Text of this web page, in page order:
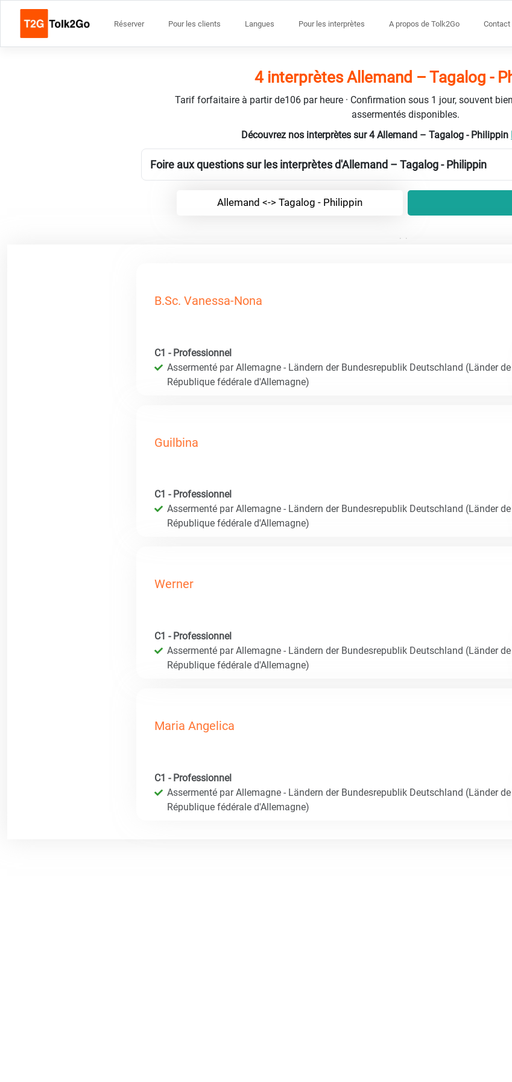
Réserver Pour les clients Langues Pour les interprètes A propos de Tolk2Go Contact
4 interprètes Allemand – Tagalog -
Tarif forfaitaire à partir de106 par heure · Confirmation sous 1 jour, souvent
assermentés disponibles.
Découvrez nos interprètes sur 4 Allemand – Tagalog - Philippin
Foire aux questions sur les interprètes d'Allemand – Tagalog - Philippin
Allemand <-> Tagalog - Philippin
B.Sc. Vanessa-Nona
C1 - Professionnel
Assermenté par Allemagne - Ländern der Bundesrepublik Deutschland (Länder
République fédérale d'Allemagne)
Guilbina
C1 - Professionnel
Assermenté par Allemagne - Ländern der Bundesrepublik Deutschland (Länder
République fédérale d'Allemagne)
Werner
C1 - Professionnel
Assermenté par Allemagne - Ländern der Bundesrepublik Deutschland (Länder
République fédérale d'Allemagne)
Maria Angelica
C1 - Professionnel
Assermenté par Allemagne - Ländern der Bundesrepublik Deutschland (Länder
République fédérale d'Allemagne)